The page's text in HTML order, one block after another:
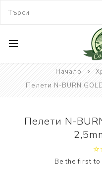
Начало
Пелети N-BURN
Пелети N-
Be the first